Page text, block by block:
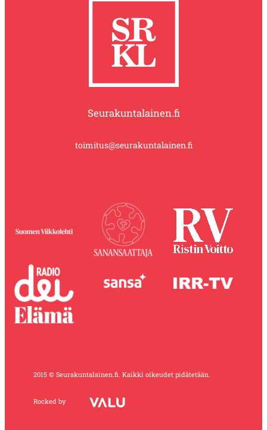
Seurakuntalainen.fi
toimitus@seurakuntalainen.fi
2015 © Seurakuntalainen.fi. Kaikki oikeudet pidätetään.
Rocked by